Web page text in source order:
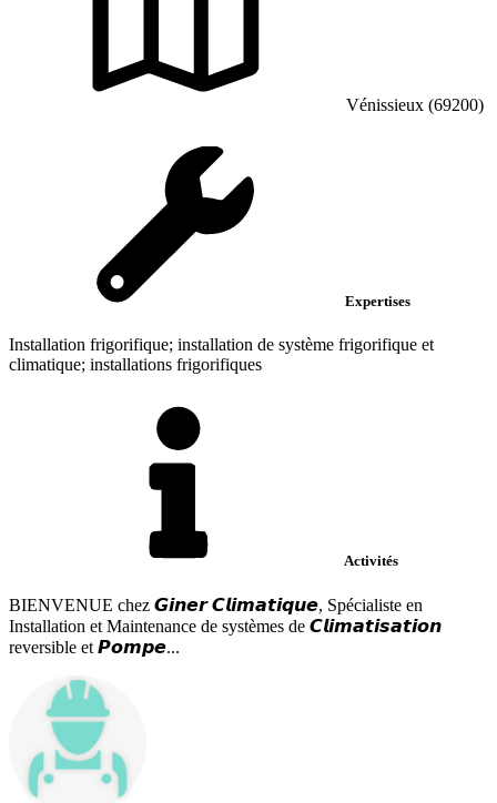
Vénissieux (69200)
Expertises
Installation frigorifique; installation de système frigorifique et
climatique; installations frigorifiques
Activités
BIENVENUE chez 𝙂𝙞𝙣𝙚𝙧 𝘾𝙡𝙞𝙢𝙖𝙩𝙞𝙦𝙪𝙚, Spécialiste en
Installation et Maintenance de systèmes de 𝘾𝙡𝙞𝙢𝙖𝙩𝙞𝙨𝙖𝙩𝙞𝙤𝙣
reversible et 𝙋𝙤𝙢𝙥𝙚...